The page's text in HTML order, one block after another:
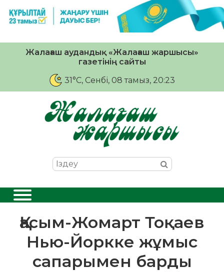
Жалағаш аудандық «Жалағаш жаршысы»
газетінің сайты
31°C, Сенбі, 08 тамыз, 20:23
Қасым-Жомарт Тоқаев
Нью-Йоркке жұмыс
сапарымен барды